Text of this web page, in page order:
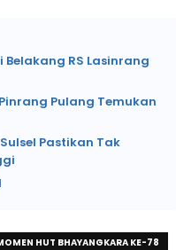
Belakang RS Lasinrang
Pulang Temukan
Pastikan Tak
HUT BHAYANGKARA KE-78